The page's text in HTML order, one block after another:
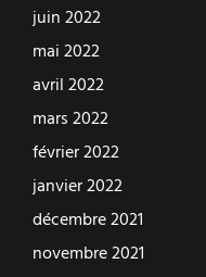
juin 2022
mai 2022
avril 2022
mars 2022
février 2022
janvier 2022
décembre 2021
novembre 2021